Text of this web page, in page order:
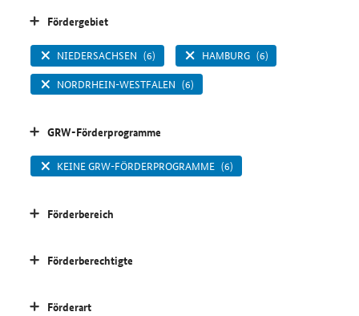
Fördergebiet
NIEDERSACHSEN (6) HAMBURG (6)
NORDRHEIN-WESTFALEN (6)
GRW-Förderprogramme
KEINE GRW-FÖRDERPROGRAMME (6)
Förderbereich
Förderberechtigte
Förderart